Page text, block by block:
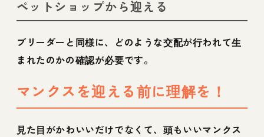
ペットショップから迎える
ブリーダーと同様に、どのような交配が行われて生
まれたのかの確認が必要です。
マンクスを迎える前に理解を！
見た目がかわいいだけでなくて、頭もいいマンクス